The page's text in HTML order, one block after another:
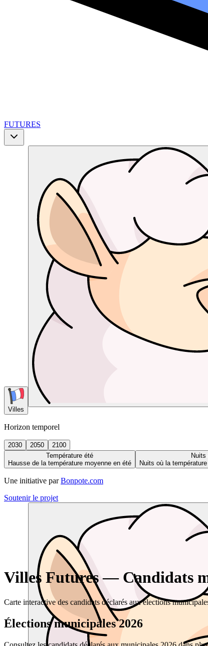
FUTURES
Villes
Horizon temporel
2030 2050
2100
Température été
Hausse de la température moyenne en été
Nuits
Nuits où la
Une initiative par Bonpote.com
Soutenir le projet
Villes Futures — Candidats
Carte interactive des candidats déclarés aux élections
Élections municipales 2026